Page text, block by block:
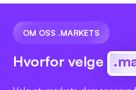
OM OSS .MARKETS
Hvorfor velge